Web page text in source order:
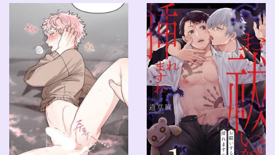
Chapter 24 04/06/2025
Chapter 23 04/06/2025
Chapter 22 04/06/2025